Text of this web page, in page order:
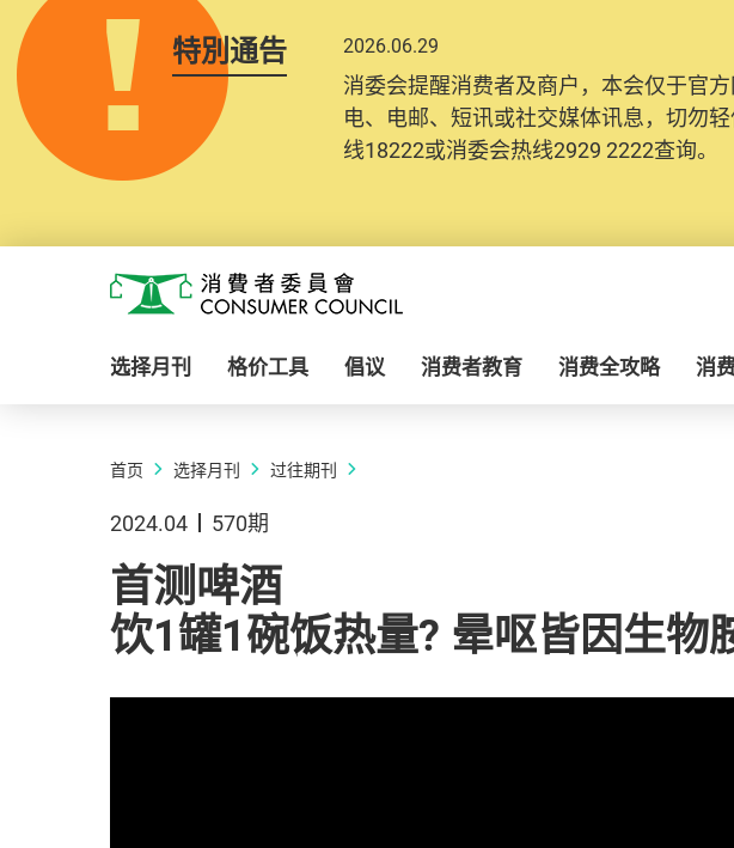
特別通告 2026.06.29
消委会提醒消费者及商户，本会仅于官
电、电邮、短讯或社交媒体讯息，切勿
线18222或消委会热线2929 2222查询。
消费者委员会
选择月刊 格价工具 倡议 消费者教育 消费全攻略 消
首页 选择月刊 过往期刊
2024.04 570期
首测啤酒
饮1罐1碗饭热量? 晕呕皆因生物